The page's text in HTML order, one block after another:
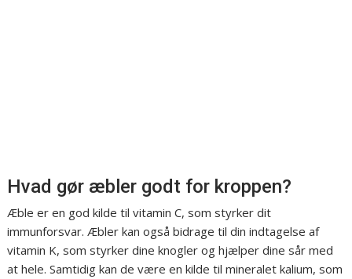
Hvad gør æbler godt for kroppen?
Æble er en god kilde til vitamin C, som styrker dit
immunforsvar. Æbler kan også bidrage til din indtagelse af
vitamin K, som styrker dine knogler og hjælper dine sår med
at hele. Samtidig kan de være en kilde til mineralet kalium, som